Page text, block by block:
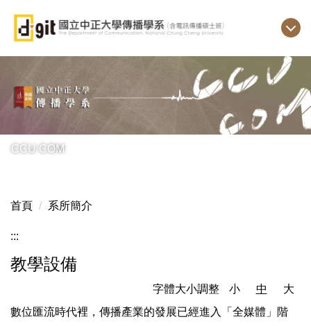
主
區
CCU COM
首頁 系所簡介
:::
教學設備
字體大小調整 小 中
大
數位匯流時代裡，傳播產業的發展已經進入「全媒體」階